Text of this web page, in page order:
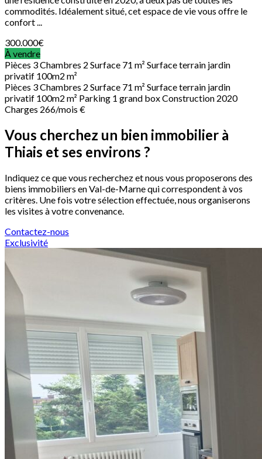
commodités. Idéalement situé, cet espace de vie vous offre le
confort ...
300.000€
À vendre
Pièces 3Chambres 2 Surface 71 m² Surface terrain jardin
privatif 100m2 m²
Pièces 3Chambres 2 Surface 71 m² Surface terrain jardin
privatif 100m2 m² Parking 1 grand boxConstruction 2020
Charges 266/mois €
Vous cherchez un bien immobilier à
Thiais et ses environs ?
Indiquez ce que vous recherchez et nous vous proposerons des
biens immobiliers en Val-de-Marne qui correspondent à vos
critères. Une fois votre sélection effectuée, nous organiserons
les visites à votre convenance.
Contactez-nous
Exclusivité